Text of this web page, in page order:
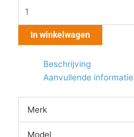
Tab
M10
+
In winkelwagen
Beschrijving
Aanvullende informatie
Merk
Model